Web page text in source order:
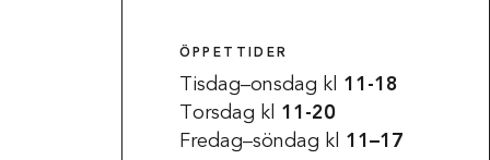
ÖPPETTIDER
Tisdag–onsdag kl 11-18
Torsdag kl 11-20
Fredag–söndag kl 11–17